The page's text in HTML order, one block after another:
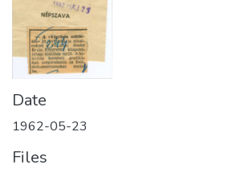
Date
1962-05-23
Files